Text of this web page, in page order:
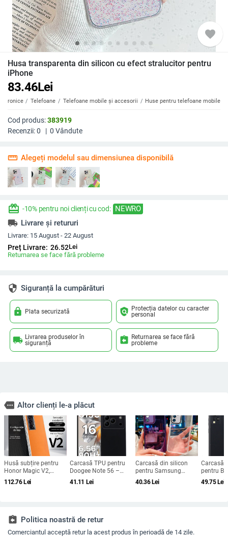
favorite
Husa transparenta din silicon cu efect stralucitor pentru
iPhone
83.46Lei
Telefoane Telefoane mobile și accesorii Huse pentru telefoane mobile
Cod produs:383919
Recenzii:0 | 0 Vândute
straighten Alegeți modelul sau dimensiunea disponibilă
redeem -10% pentru noi clienți cu cod: NEWRO
local_shipping Livrare și retururi
Livrare: 15 August - 22 August
Preț Livrare: 26.52Lei
Returnarea se face fără probleme
security Siguranță la cumpărături
lock Plata securizată policy Protecția datelor cu caracter
personal
local_shipping Livrarea produselor în
siguranță
assignment_return Returnarea se face fără
probleme
more Altor clienți le-a plăcut
Husă subțire pentru
Honor Magic V2,
protecție anti-cădere,
carcasă dură pentru
112.76Lei
Carcasă TPU pentru
Doogee Note 56 –
protecție completă
pentru Note 56, Plus și
41.11 Lei
Carcasă din silicon
pentru Samsung
Galaxy M55 5G (SM-
M556B) - Finisaj mat,
40.36Lei
Carcasă
pentru
bv4800,
realizată
49.75Lei
assignment_return Politica noastră de retur
Comerciantul acceptă retur la acest produs în perioadă de 14 zile.